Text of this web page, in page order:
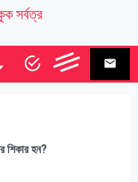
সর্বত্র
শিকার হন?